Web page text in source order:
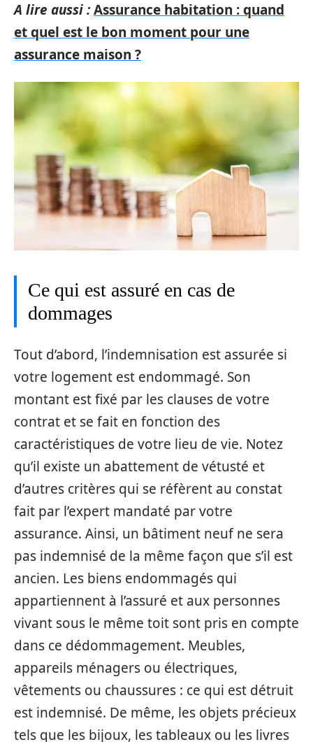
A lire aussi :Assurance habitation : quand
et quel est le bon moment pour une
assurance maison ?
Ce qui est assuré en cas de
dommages
Tout d’abord, l’indemnisation est assurée si
votre logement est endommagé. Son
montant est fixé par les clauses de votre
contrat et se fait en fonction des
caractéristiques de votre lieu de vie. Notez
qu’il existe un abattement de vétusté et
d’autres critères qui se réfèrent au constat
fait par l’expert mandaté par votre
assurance. Ainsi, un bâtiment neuf ne sera
pas indemnisé de la même façon que s’il est
ancien. Les biens endommagés qui
appartiennent à l’assuré et aux personnes
vivant sous le même toit sont pris en compte
dans ce dédommagement. Meubles,
appareils ménagers ou électriques,
vêtements ou chaussures : ce qui est détruit
est indemnisé. De même, les objets précieux
tels que les bijoux, les tableaux ou les livres